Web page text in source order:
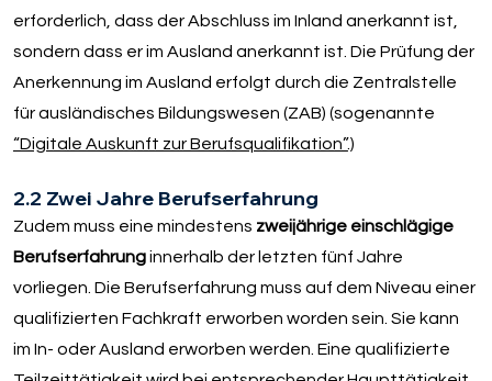
erforderlich, dass der Abschluss im Inland anerkannt ist,
sondern dass er im Ausland anerkannt ist. Die Prüfung der
Anerkennung im Ausland erfolgt durch die Zentralstelle
für ausländisches Bildungswesen (ZAB) (sogenannte
“Digitale Auskunft zur Berufsqualifikation”.)
2.2 Zwei Jahre Berufserfahrung
Zudem muss eine mindestens zweijährige einschlägige
Berufserfahrunginnerhalb der letzten fünf Jahre
vorliegen. Die Berufserfahrung muss auf dem Niveau einer
qualifizierten Fachkraft erworben worden sein. Sie kann
im In- oder Ausland erworben werden. Eine qualifizierte